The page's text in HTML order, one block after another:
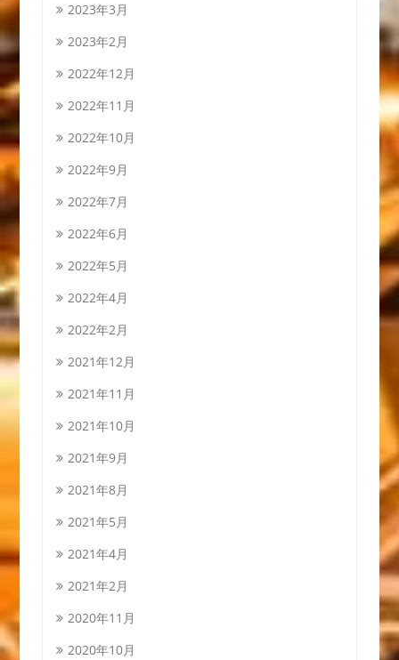
2023年3月
2023年2月
2022年12月
2022年11月
2022年10月
2022年9月
2022年7月
2022年6月
2022年5月
2022年4月
2022年2月
2021年12月
2021年11月
2021年10月
2021年9月
2021年8月
2021年5月
2021年4月
2021年2月
2020年11月
2020年10月